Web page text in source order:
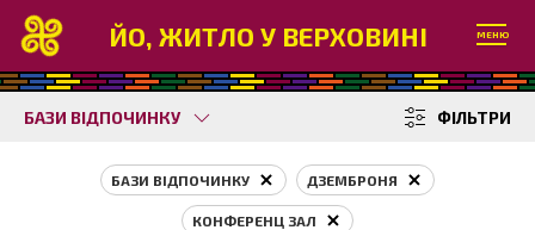
ЙО, ЖИТЛО У ВЕРХОВИНІ МЕНЮ
БАЗИ ВІДПОЧИНКУ ФІЛЬТРИ
БАЗИ ВІДПОЧИНКУ ДЗЕМБРОНЯ
КОНФЕРЕНЦ ЗАЛ